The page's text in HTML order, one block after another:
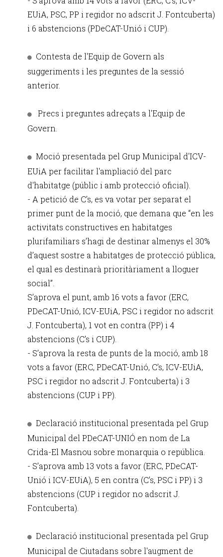
EUiA, PSC, PP i regidor no adscrit J. Fontcuberta)
i 6 abstencions (PDeCAT-Unió i CUP).
Contesta de l'Equip de Govern als
suggeriments i les preguntes de la sessió
anterior.
Precs i preguntes adreçats a l'Equip de
Govern.
Moció presentada pel Grup Municipal d'ICV-
EUiA per facilitar l'ampliació del parc
d'habitatge (públic i amb protecció oficial).
- A petició de C’s, es va votar per separat el
primer punt de la moció, que demana que “en les
activitats constructives en habitatges
plurifamiliars s’hagi de destinar almenys el 30%
d’aquest sostre a habitatges de protecció pública,
el qual es destinarà prioritàriament a lloguer
social”.
S’aprova el punt, amb 16 vots a favor (ERC,
PDeCAT-Unió, ICV-EUiA, PSC i regidor no adscrit
J. Fontcuberta), 1 vot en contra (PP) i 4
abstencions (C’s i CUP).
- S’aprova la resta de punts de la moció, amb 18
vots a favor (ERC, PDeCAT-Unió, C’s, ICV-EUiA,
PSC i regidor no adscrit J. Fontcuberta) i 3
abstencions (CUP i PP).
Declaració institucional presentada pel Grup
Municipal del PDeCAT-UNIÓ en nom de La
Crida-El Masnou sobre monarquia o república.
- S’aprova amb 13 vots a favor (ERC, PDeCAT-
Unió i ICV-EUiA), 5 en contra (C’s, PSC i PP) i 3
abstencions (CUP i regidor no adscrit J.
Fontcuberta).
Declaració institucional presentada pel Grup
Municipal de Ciutadans sobre l'augment de